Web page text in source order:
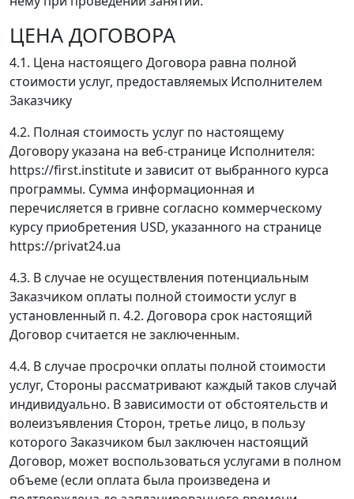
ЦЕНА ДОГОВОРА
4.1. Цена настоящего Договора равна полной
стоимости услуг, предоставляемых Исполнителем
Заказчику
4.2. Полная стоимость услуг по настоящему
Договору указана на веб-странице Исполнителя:
https://first.institute и зависит от выбранного курса
программы. Сумма информационная и
перечисляется в гривне согласно коммерческому
курсу приобретения USD, указанного на странице
https://privat24.ua
4.3. В случае не осуществления потенциальным
Заказчиком оплаты полной стоимости услуг в
установленный п. 4.2. Договора срок настоящий
Договор считается не заключенным.
4.4. В случае просрочки оплаты полной стоимости
услуг, Стороны рассматривают каждый таков случай
индивидуально. В зависимости от обстоятельств и
волеизъявления Сторон, третье лицо, в пользу
которого Заказчиком был заключен настоящий
Договор, может воспользоваться услугами в полном
объеме (если оплата была произведена и